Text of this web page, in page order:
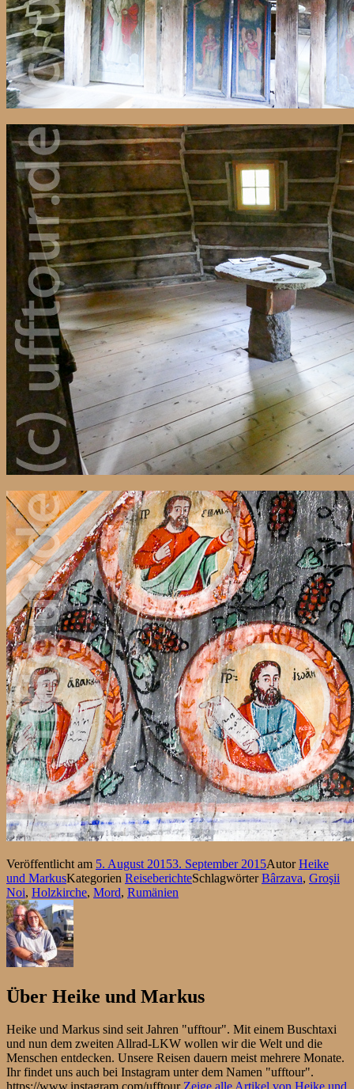
Veröffentlicht am 5. August 20153. September 2015AutorHeike
und MarkusKategorien ReiseberichteSchlagwörterBârzava, Groşii
Noi, Holzkirche, Mord, Rumänien
Über Heike und Markus
Heike und Markus sind seit Jahren "ufftour". Mit einem Buschtaxi
und nun dem zweiten Allrad-LKW wollen wir die Welt und die
Menschen entdecken. Unsere Reisen dauern meist mehrere Monate.
Ihr findet uns auch bei Instagram unter dem Namen "ufftour".